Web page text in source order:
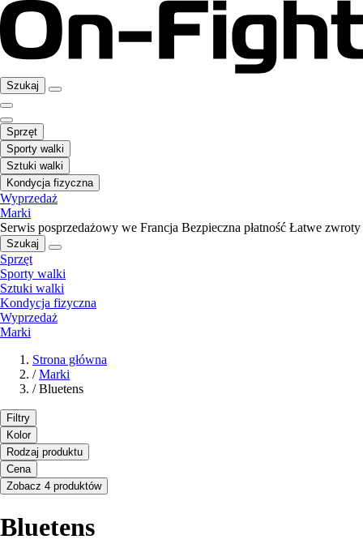
Szukaj
Sprzęt
Sporty walki
Sztuki walki
Kondycja fizyczna
Wyprzedaż
Marki
Serwis posprzedażowy we Francja Bezpieczna płatność Łatwe zwroty
Szukaj
Sprzęt
Sporty walki
Sztuki walki
Kondycja fizyczna
Wyprzedaż
Marki
Strona główna
/ Marki
/ Bluetens
Filtry
Kolor
Rodzaj produktu
Cena
Zobacz 4 produktów
Bluetens